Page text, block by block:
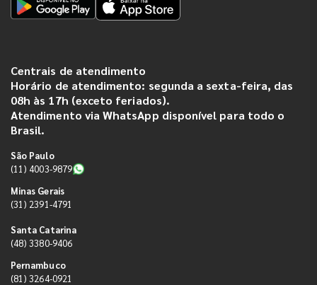
Centrais de atendimento
Horário de atendimento: segunda a sexta-feira, das
08h às 17h (exceto feriados).
Atendimento via WhatsApp disponível para todo o
Brasil.
São Paulo
(11) 4003-9879
Minas Gerais
(31) 2391-4791
Santa Catarina
(48) 3380-9406
Pernambuco
(81) 3264-0921